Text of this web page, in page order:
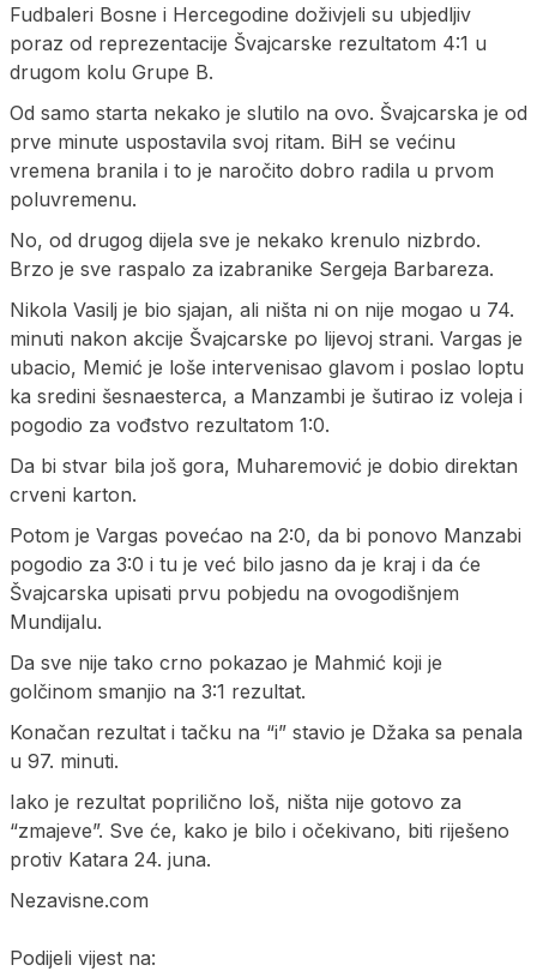
Fudbaleri Bosne i Hercegodine doživjeli su ubjedljiv
poraz od reprezentacije Švajcarske rezultatom 4:1 u
drugom kolu Grupe B.
Od samo starta nekako je slutilo na ovo. Švajcarska je od
prve minute uspostavila svoj ritam. BiH se većinu
vremena branila i to je naročito dobro radila u prvom
poluvremenu.
No, od drugog dijela sve je nekako krenulo nizbrdo.
Brzo je sve raspalo za izabranike Sergeja Barbareza.
Nikola Vasilj je bio sjajan, ali ništa ni on nije mogao u 74.
minuti nakon akcije Švajcarske po lijevoj strani. Vargas je
ubacio, Memić je loše intervenisao glavom i poslao loptu
ka sredini šesnaesterca, a Manzambi je šutirao iz voleja i
pogodio za vođstvo rezultatom 1:0.
Da bi stvar bila još gora, Muharemović je dobio direktan
crveni karton.
Potom je Vargas povećao na 2:0, da bi ponovo Manzabi
pogodio za 3:0 i tu je već bilo jasno da je kraj i da će
Švajcarska upisati prvu pobjedu na ovogodišnjem
Mundijalu.
Da sve nije tako crno pokazao je Mahmić koji je
golčinom smanjio na 3:1 rezultat.
Konačan rezultat i tačku na “i” stavio je Džaka sa penala
u 97. minuti.
Iako je rezultat poprilično loš, ništa nije gotovo za
“zmajeve”. Sve će, kako je bilo i očekivano, biti riješeno
protiv Katara 24. juna.
Nezavisne.com
Podijeli vijest na: